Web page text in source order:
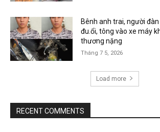
Bênh anh trai, người
đu.ổi, tông vào xe máy
thương nặng
Tháng 7 5, 2026
Load more
RECENT COMMENTS